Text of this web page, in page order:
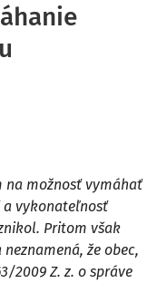
na možnosť vymáhať
vykonateľnosť
Pritom však
že obec,
2009 Z. z. o správe